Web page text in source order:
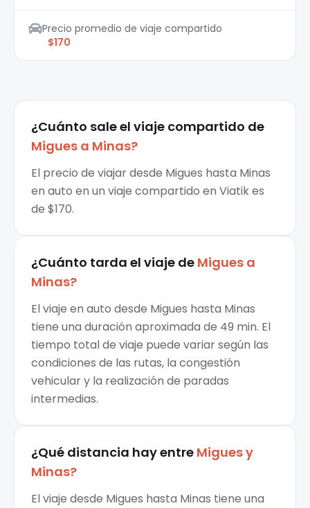
Precio promedio de viaje compartido
$170
¿Cuánto sale el viaje compartido de
Migues a Minas?
El precio de viajar desde Migues hasta Minas
en auto en un viaje compartido en Viatik es
de $170.
¿Cuánto tarda el viaje de Migues a
Minas?
El viaje en auto desde Migues hasta Minas
tiene una duración aproximada de 49 min. El
tiempo total de viaje puede variar según las
condiciones de las rutas, la congestión
vehicular y la realización de paradas
intermedias.
¿Qué distancia hay entre Miguesy
Minas?
El viaje desde Migues hasta Minas tiene una